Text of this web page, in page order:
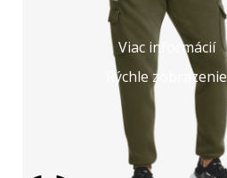
Viac informácií
Rýchle zobrazenie